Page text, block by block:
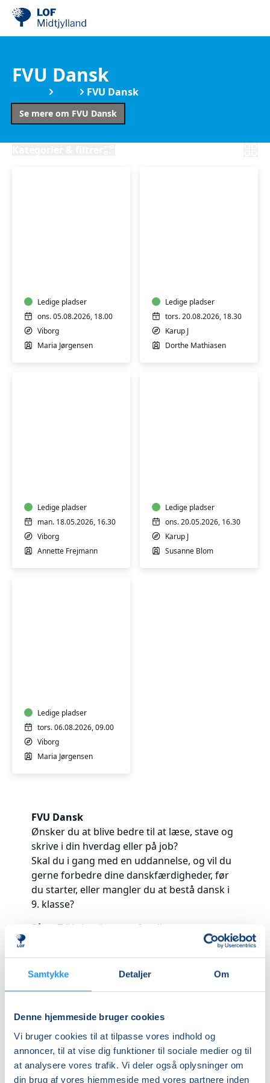
Samtykke Detaljer Om
Denne hjemmeside bruger cookies
Vi bruger cookies til at tilpasse vores indhold og
annoncer, til at vise dig funktioner til sociale medier og til
at analysere vores trafik. Vi deler også oplysninger om
din brug af vores hjemmeside med vores partnere inden
FVU Dansk
FVU Dansk
Se mere om FVU Dansk
4
Ledige pladser
ons. 05.08.2026, 18.00
Viborg
Maria Jørgensen
trin
1-
2
Ledige pladser
tors. 20.08.2026, 18.30
Karup J
Dorthe Mathiasen
Trin
1-
2
Ledige pladser
man. 18.05.2026, 16.30
Viborg
Annette Frejmann
trin
1-
2
Ledige pladser
ons. 20.05.2026, 16.30
Karup J
Susanne Blom
3
Ledige pladser
tors. 06.08.2026, 09.00
Viborg
Maria Jørgensen
FVU Dansk
Ønsker du at blive bedre til at læse, stave og
skrive i din hverdag eller på job?
Skal du i gang med en uddannelse, og vil du
gerne forbedre dine danskfærdigheder, før
du starter, eller mangler du at bestå dansk i
9. klasse?
Så er FVU-dansk noget for dig:
du lærer forskellige læsestrategier at
du får redskaber til at skrive den gode
tekst f.eks. beskeder, e-mails,
du får styr på dansk grammatik,
kommatering og staveregler.
Du får et større ordforråd.
Du kan afslutte med en prøve på G-